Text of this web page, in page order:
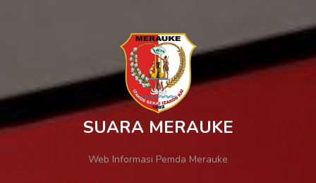
SUARA MERAUKE
Web Informasi Pemda Merauke